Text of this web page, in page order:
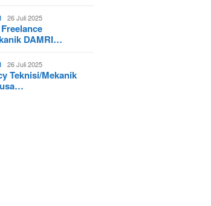
26 Juli 2025
DAMRI…
26 Juli 2025
Teknisi/Mekanik